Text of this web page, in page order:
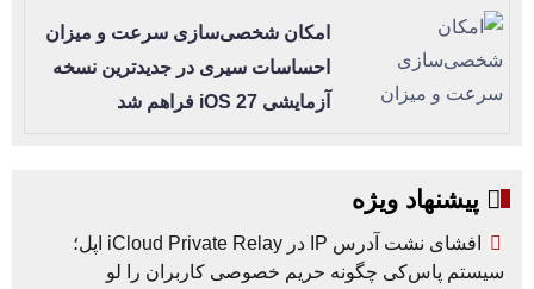
امکان شخصی‌سازی سرعت و میزان
احساسات سیری در جدیدترین نسخه
آزمایشی iOS 27 فراهم شد
پیشنهاد ویژه
افشای نشت آدرس IP در iCloud Private Relay اپل؛
سیستم پاس‌کی چگونه حریم خصوصی کاربران را لو